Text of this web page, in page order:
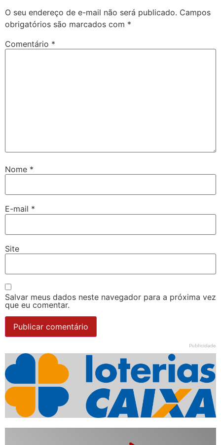
O seu endereço de e-mail não será publicado. Campos
obrigatórios são marcados com *
Comentário *
Nome *
E-mail *
Site
Salvar meus dados neste navegador para a próxima vez
que eu comentar.
Publicidade